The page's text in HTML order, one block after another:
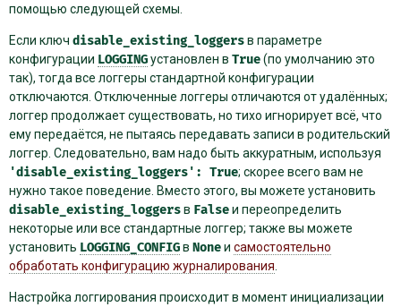
помощью следующей схемы.
Если ключ disable_existing_loggersв параметре
конфигурации LOGGINGустановлен в True(по умолчанию это
так), тогда все логгеры стандартной конфигурации
отключаются. Отключенные логгеры отличаются от удалённых;
логгер продолжает существовать, но тихо игнорирует всё, что
ему передаётся, не пытаясь передавать записи в родительский
логгер. Следовательно, вам надо быть аккуратным, используя
'disable_existing_loggers': True; скорее всего вам не
нужно такое поведение. Вместо этого, вы можете установить
disable_existing_loggersв Falseи переопределить
некоторые или все стандартные логгер; также вы можете
установить LOGGING_CONFIGв Noneи самостоятельно
обработать конфигурацию журналирования
Настройка логгирования происходит в момент инициализации